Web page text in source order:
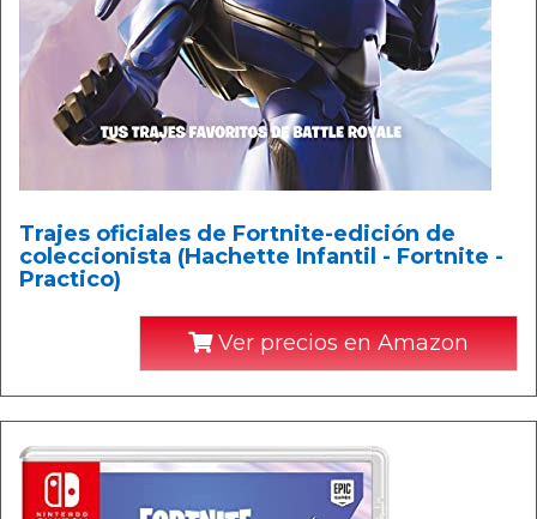
Trajes oficiales de Fortnite-edición de
coleccionista (Hachette Infantil - Fortnite -
Practico)
Ver precios en Amazon